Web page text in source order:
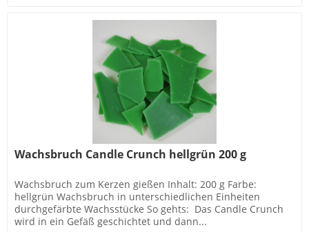
Wachsbruch Candle Crunch hellgrün 200 g
Wachsbruch zum Kerzen gießen Inhalt: 200 g Farbe:
hellgrün Wachsbruch in unterschiedlichen Einheiten
durchgefärbte Wachsstücke So gehts: Das Candle Crunch
wird in ein Gefäß geschichtet und dann...